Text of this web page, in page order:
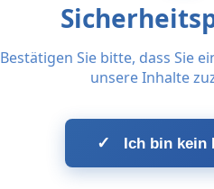
Bestätigen Sie bitte, dass Sie
unsere Inhalte
✓ Ich bin kein